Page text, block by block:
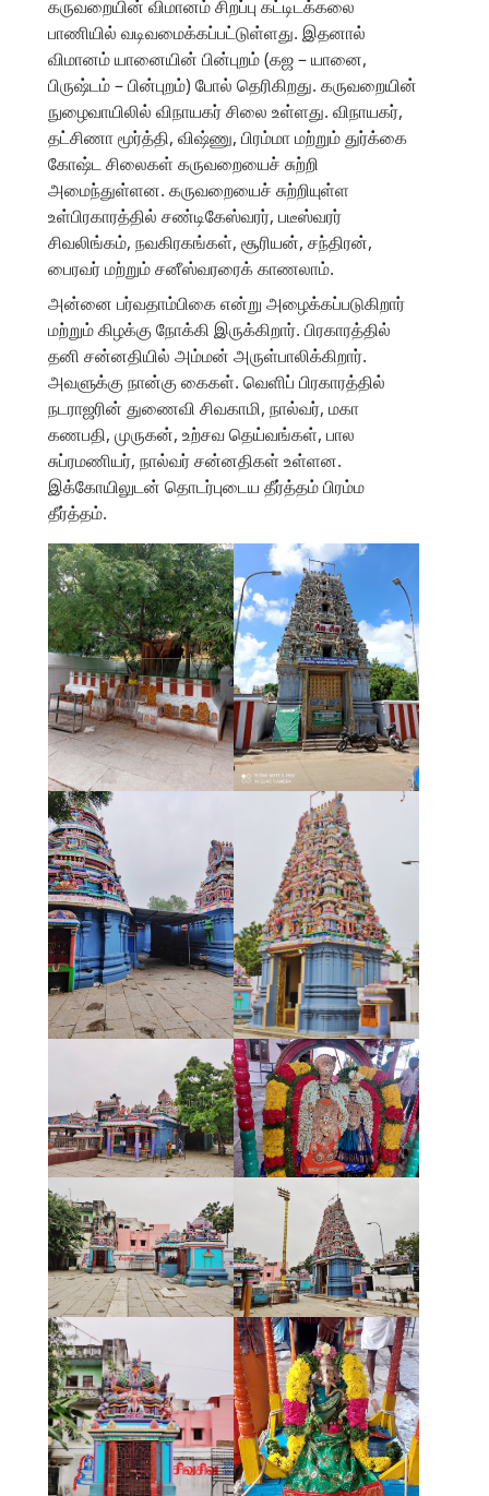
கருவறையின் விமானம் சிறப்பு கட்டிடக்கலை
பாணியில் வடிவமைக்கப்பட்டுள்ளது. இதனால்
விமானம் யானையின் பின்புறம் (கஜ – யானை,
பிருஷ்டம் – பின்புறம்) போல் தெரிகிறது. கருவறையின்
நுழைவாயிலில் விநாயகர் சிலை உள்ளது. விநாயகர்,
தட்சிணா மூர்த்தி, விஷ்ணு, பிரம்மா மற்றும் துர்க்கை
கோஷ்ட சிலைகள் கருவறையைச் சுற்றி
அமைந்துள்ளன. கருவறையைச் சுற்றியுள்ள
உள்பிரகாரத்தில் சண்டிகேஸ்வரர், படீஸ்வரர்
சிவலிங்கம், நவகிரகங்கள், சூரியன், சந்திரன்,
பைரவர் மற்றும் சனீஸ்வரரைக் காணலாம்.
அன்னை பர்வதாம்பிகை என்று அழைக்கப்படுகிறார்
மற்றும் கிழக்கு நோக்கி இருக்கிறார். பிரகாரத்தில்
தனி சன்னதியில் அம்மன் அருள்பாலிக்கிறார்.
அவளுக்கு நான்கு கைகள். வெளிப் பிரகாரத்தில்
நடராஜரின் துணைவி சிவகாமி, நால்வர், மகா
கணபதி, முருகன், உற்சவ தெய்வங்கள், பால
சுப்ரமணியர், நால்வர் சன்னதிகள் உள்ளன.
இக்கோயிலுடன் தொடர்புடைய தீர்த்தம் பிரம்ம
தீர்த்தம்.